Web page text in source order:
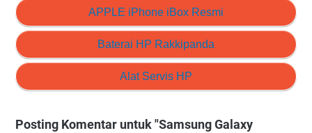
APPLE iPhone iBox Resmi
Baterai HP Rakkipanda
Alat Servis HP
Posting Komentar untuk "Samsung Galaxy